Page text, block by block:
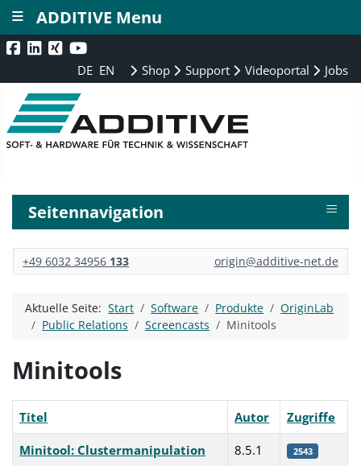
DE EN Shop Support Videoportal Jobs
Seitennavigation ≡
+49 6032 34956 133 origin@additive-net.de
Aktuelle Seite:Start Software Produkte
OriginLab
Public Relations
Screencasts Minitools
Minitools
Titel Autor Zugriffe
Minitool: Clustermanipulation 8.5.1 2543
ADDITIVE Menu
≡